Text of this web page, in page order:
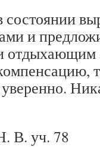
и
отдыхающим
В. уч. 78